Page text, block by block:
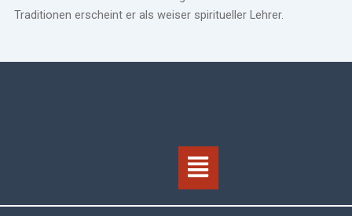
Traditionen erscheint er als weiser spiritueller Lehrer.
Menü